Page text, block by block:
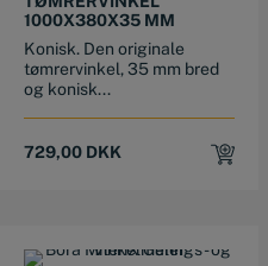
1000X380X35 MM
Konisk. Den originale
tømrervinkel, 35 mm bred
og konisk...
729,00 DKK